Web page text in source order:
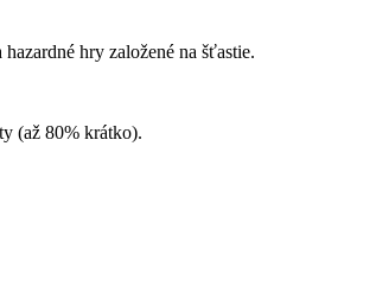
hry založené na šťastie.
(až 80% krátko).